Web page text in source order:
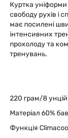
Куртка
свободу рухів і
має посилені шви,
інтенсивних
прохолоду та
тренувань.
220 грам/8 унцій
Матеріал 60%
Функція